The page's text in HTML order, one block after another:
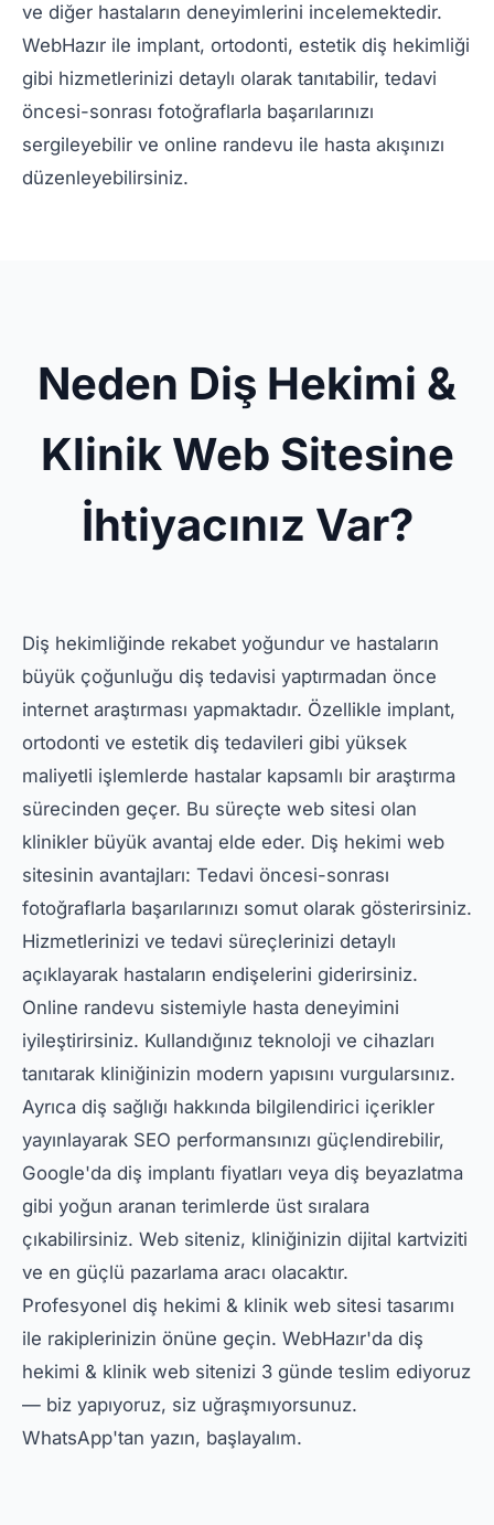
ve diğer hastaların deneyimlerini incelemektedir.
WebHazır ile implant, ortodonti, estetik diş hekimliği
gibi hizmetlerinizi detaylı olarak tanıtabilir, tedavi
öncesi-sonrası fotoğraflarla başarılarınızı
sergileyebilir ve online randevu ile hasta akışınızı
düzenleyebilirsiniz.
Neden Diş Hekimi &
Klinik Web Sitesine
İhtiyacınız Var?
Diş hekimliğinde rekabet yoğundur ve hastaların
büyük çoğunluğu diş tedavisi yaptırmadan önce
internet araştırması yapmaktadır. Özellikle implant,
ortodonti ve estetik diş tedavileri gibi yüksek
maliyetli işlemlerde hastalar kapsamlı bir araştırma
sürecinden geçer. Bu süreçte web sitesi olan
klinikler büyük avantaj elde eder. Diş hekimi web
sitesinin avantajları: Tedavi öncesi-sonrası
fotoğraflarla başarılarınızı somut olarak gösterirsiniz.
Hizmetlerinizi ve tedavi süreçlerinizi detaylı
açıklayarak hastaların endişelerini giderirsiniz.
Online randevu sistemiyle hasta deneyimini
iyileştirirsiniz. Kullandığınız teknoloji ve cihazları
tanıtarak kliniğinizin modern yapısını vurgularsınız.
Ayrıca diş sağlığı hakkında bilgilendirici içerikler
yayınlayarak SEO performansınızı güçlendirebilir,
Google'da diş implantı fiyatları veya diş beyazlatma
gibi yoğun aranan terimlerde üst sıralara
çıkabilirsiniz. Web siteniz, kliniğinizin dijital kartviziti
ve en güçlü pazarlama aracı olacaktır.
Profesyonel diş hekimi & klinik web sitesi tasarımı
ile rakiplerinizin önüne geçin. WebHazır'da diş
hekimi & klinik web sitenizi 3 günde teslim ediyoruz
— biz yapıyoruz, siz uğraşmıyorsunuz.
WhatsApp'tan yazın, başlayalım.